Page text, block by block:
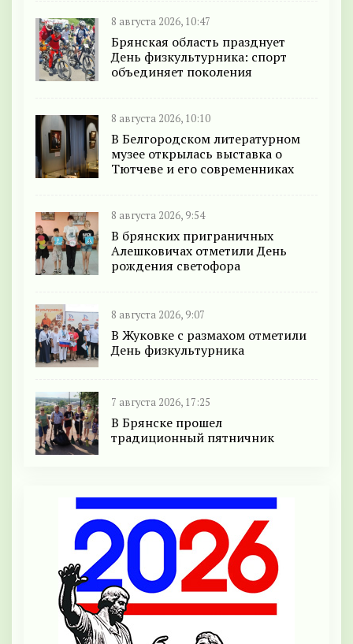
8 августа 2026, 10:47
Брянская область празднует
День физкультурника: спорт
объединяет поколения
8 августа 2026, 10:10
В Белгородском литературном
музее открылась выставка о
Тютчеве и его современниках
8 августа 2026, 9:54
В брянских приграничных
Алешковичах отметили День
рождения светофора
8 августа 2026, 9:07
В Жуковке с размахом отметили
День физкультурника
7 августа 2026, 17:25
В Брянске прошел
традиционный пятничник